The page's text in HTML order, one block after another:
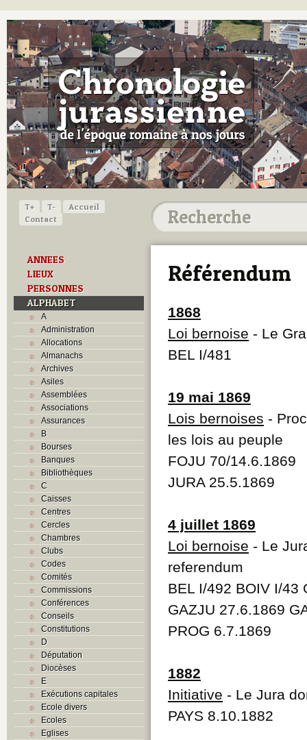
T+ T-
Accueil
Contact
ANNEES
LIEUX
PERSONNES
ALPHABET
A
Administration
Allocations
Almanachs
Archives
Asiles
Assemblées
Associations
Assurances
B
Bourses
Banques
Bibliothèques
C
Caisses
Centres
Cercles
Chambres
Clubs
Codes
Comités
Commissions
Conférences
Conseils
Constitutions
D
Députation
Diocèses
E
Exécutions capitales
Ecole divers
Ecoles
Eglises
Référendum
1868
Loi bernoise - Le
BEL I/481
19 mai 1869
Lois bernoises -
les lois au peuple
FOJU 70/14.6.1869
JURA 25.5.1869
4 juillet 1869
Loi bernoise - Le
referendum
BEL I/492 BOIV I/43
GAZJU 27.6.1869
PROG 6.7.1869
1882
Initiative - Le Jura
PAYS 8.10.1882